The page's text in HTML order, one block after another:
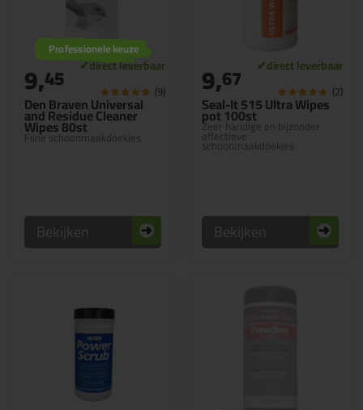
Den Braven Universal
and Residue Cleaner
Wipes 80st
Fijne schoonmaakdoekjes
Professionele keuze
9,45 (9)
Bekijken
Seal-It 515 Ultra Wipes
pot 100st
Zeer handige en bijzonder
effectieve
schoonmaakdoekjes
9,67 (2)
Bekijken